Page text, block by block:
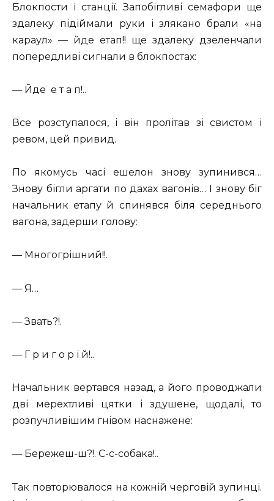
Блокпости і станції. Запобігливі семафори ще
здалеку підіймали руки і злякано брали «на
караул» — йде етап!! ще здалеку дзеленчали
попередливі сигнали в блокпостах:
— Йде е т а п!..
Все розступалося, і він пролітав зі свистом і
ревом, цей привид.
По якомусь часі ешелон знову зупинився…
Знову бігли аргати по дахах вагонів… І знову біг
начальник етапу й спинявся біля середнього
вагона, задерши голову:
— Многогрішний!!.
— Я…
— Звать?!.
— Г р и г о р і й!..
Начальник вертався назад, а його проводжали
дві мерехтливі цятки і здушене, щодалі, то
розпучливішим гнівом наснажене:
— Бережеш-ш?!. С-с-собака!..
Так повторювалося на кожній черговій зупинці.